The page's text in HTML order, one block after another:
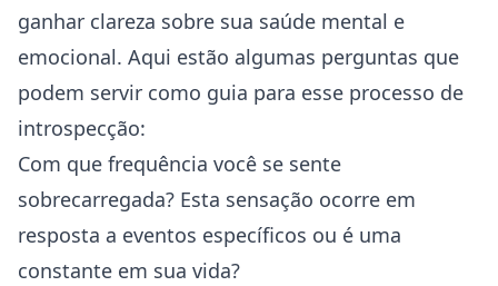
ganhar clareza sobre sua saúde mental e
emocional. Aqui estão algumas perguntas que
podem servir como guia para esse processo de
introspecção:
Com que frequência você se sente
sobrecarregada? Esta sensação ocorre em
resposta a eventos específicos ou é uma
constante em sua vida?